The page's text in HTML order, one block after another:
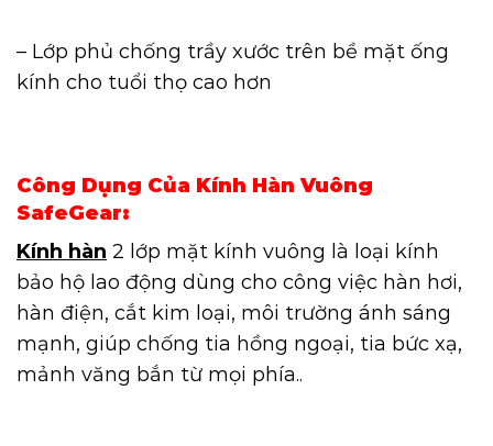
– Lớp phủ chống trầy xước trên bề mặt ống
kính cho tuổi thọ cao hơn
Công Dụng Của Kính Hàn Vuông
SafeGear:
Kính hàn 2 lớp mặt kính vuông là loại kính
bảo hộ lao động dùng cho công việc hàn hơi,
hàn điện, cắt kim loại, môi trường ánh sáng
mạnh, giúp chống tia hồng ngoại, tia bức xạ,
mảnh văng bắn từ mọi phía..